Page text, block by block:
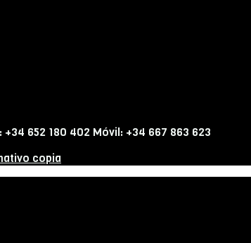
652 180 402 Móvil: +34 667 863 623